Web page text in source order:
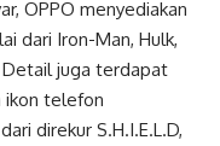
OPPO menyediakan
dari Iron-Man, Hulk,
Detail juga terdapat
ikon telefon
direkur S.H.I.E.L.D,